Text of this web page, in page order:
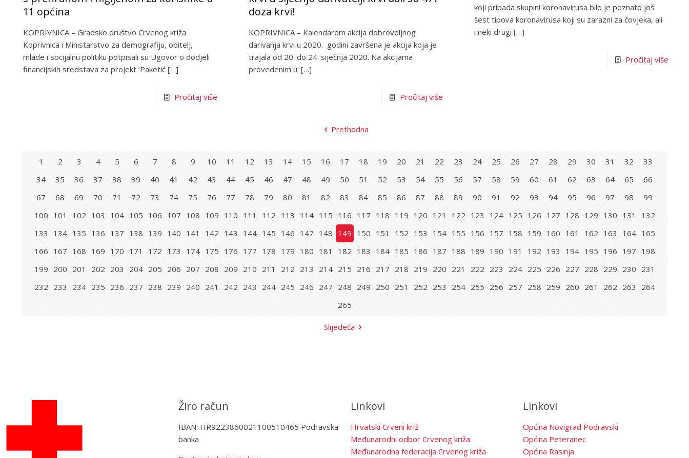
11 općina
KOPRIVNICA – Gradsko društvo Crvenog križa
Koprivnica i Ministarstvo za demografiju, obitelj,
mlade i socijalnu politiku potpisali su Ugovor o dodjeli
financijskih sredstava za projekt ‘Paketić […]
Pročitaj više
doza krvi!
KOPRIVNICA – Kalendarom akcija dobrovoljnog
darivanja krvi u 2020. godini završena je akcija koja je
trajala od 20. do 24. siječnja 2020. Na akcijama
provedenim u: […]
Pročitaj više
koji pripada skupini koronavirusa bilo je poznato još
šest tipova koronavirusa koji su zarazni za čovjeka, ali
i neki drugi […]
Pročitaj više
Prethodna
1 2 3 4 5 6 7 8 9 10 11 12 13 14 15 16 17 18 19 20 21 22 23 24 25 26 27 28 29 30 31 32
33
34
35 36 37 38 39 40 41 42 43 44 45 46 47 48 49 50 51 52 53 54 55 56 57 58 59 60 61 62 63 64 65
66
67
68 69 70 71 72 73 74 75 76 77 78 79 80 81 82 83 84 85 86 87 88 89 90 91 92 93 94 95 96 97 98
99
100 101 102 103 104 105 106 107 108 109 110 111 112 113 114 115 116 117 118 119 120 121 122 123 124 125 126 127 128 129 130 131
132
133
134 135 136 137 138 139 140 141 142 143 144 145 146 147 148 149 150 151 152 153 154 155 156 157 158 159 160 161 162 163 164 165
166 167 168 169 170 171 172 173 174 175 176 177 178 179 180 181 182 183 184 185 186 187 188 189 190 191 192 193 194 195 196 197 198
199 200 201 202 203 204 205 206 207 208 209 210 211 212 213 214 215 216 217 218 219 220 221 222 223 224 225 226 227 228 229 230 231
232 233 234 235 236 237 238 239 240 241 242 243 244 245 246 247 248 249 250 251 252 253 254 255 256 257 258 259 260 261 262 263
264
265
Slijedeća
Žiro račun
IBAN: HR9223860021100510465 Podravska
banka
Linkovi
Hrvatski Crveni križ
Međunarodni odbor Crvenog križa
Međunarodna federacija Crvenog križa
Linkovi
Općina Novigrad Podravski
Općina Peteranec
Općina Rasinja